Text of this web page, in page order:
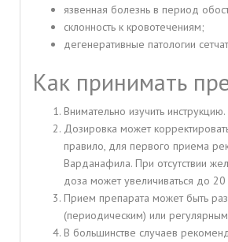
язвенная болезнь в период
склонность к кровотечениям;
дегенеративные патологии
Как принимать
Внимательно изучить инструкцию.
Дозировка может
правило, для первого приема
Варданафила. При отсутствии
доза может увеличиваться до 20
Прием препарата может быть
(периодическим) или
В большинстве случаев